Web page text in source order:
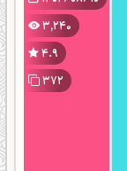
3,240
4.9
372